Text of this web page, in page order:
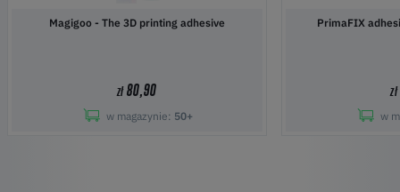
Magigoo - The 3D printing adhesive
zł80,90
w magazynie: 50+
PrimaFIX
zł
w